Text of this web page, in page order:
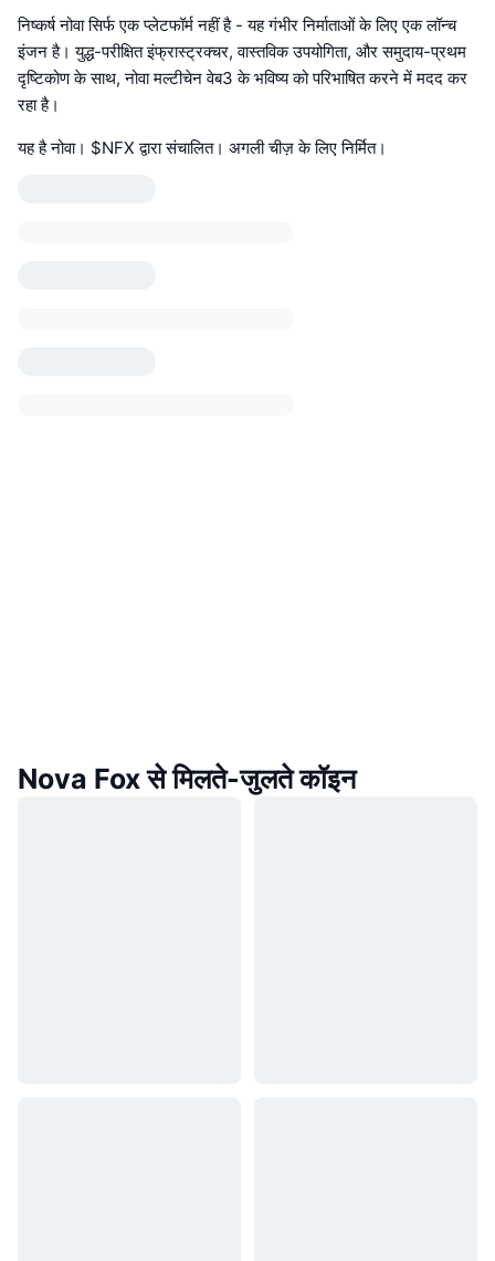
निष्कर्ष नोवा सिर्फ एक प्लेटफॉर्म नहीं है - यह गंभीर निर्माताओं के लिए एक लॉन्च
इंजन है। युद्ध-परीक्षित इंफ्रास्ट्रक्चर, वास्तविक उपयोगिता, और समुदाय-प्रथम
दृष्टिकोण के साथ, नोवा मल्टीचेन वेब3 के भविष्य को परिभाषित करने में मदद कर
रहा है।
यह है नोवा। $NFX द्वारा संचालित। अगली चीज़ के लिए निर्मित।
Nova Fox से मिलते-जुलते कॉइन